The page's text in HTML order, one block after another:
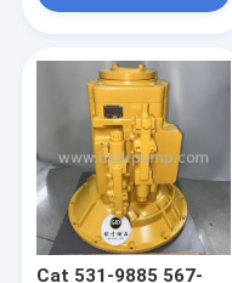
পণ্য
ভিডিও
VR প্রদর্শন
আমাদের সম্পর্কে
Cat 531-9885 567-